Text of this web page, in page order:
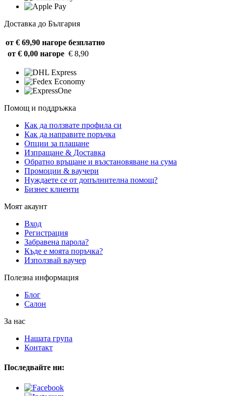
Доставка до България
от € 69,90 нагоре безплатно
от € 0,00 нагоре € 8,90
Помощ и поддръжка
Как да ползвате профила си
Как да направите поръчка
Опции за плащане
Изпращане & Доставка
Обратно връщане и възстановяване на сума
Промоции & ваучери
Нуждаете се от допълнителна помощ?
Бизнес клиенти
Моят акаунт
Вход
Регистрация
Забравена парола?
Къде е моята поръчка?
Използвай ваучер
Полезна информация
Блог
Салон
За нас
Нашата група
Контакт
Последвайте ни: